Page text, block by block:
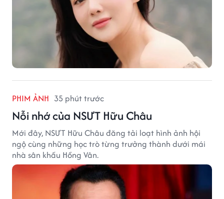
PHIM ẢNH 35 phút trước
Nỗi nhớ của NSƯT Hữu Châu
Mới đây, NSƯT Hữu Châu đăng tải loạt hình ảnh hội
ngộ cùng những học trò từng trưởng thành dưới mái
nhà sân khấu Hồng Vân.